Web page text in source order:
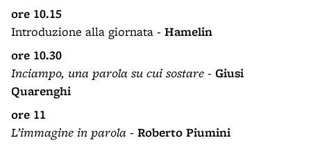
ore 10.15
Introduzione alla giornata - Hamelin
ore 10.30
Inciampo, una parola su cui sostare - Giusi
Quarenghi
ore 11
L’immagine in parola - Roberto Piumini